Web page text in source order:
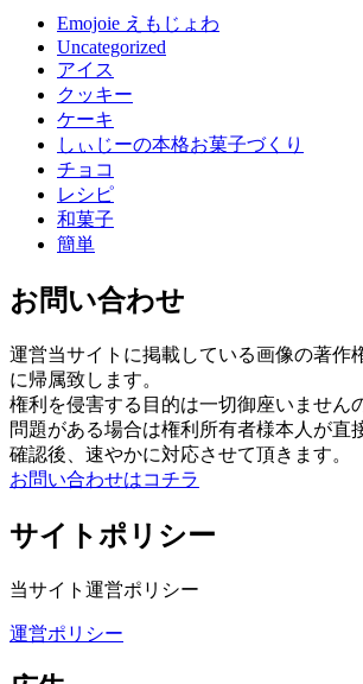
Emojoie えもじょわ
Uncategorized
アイス
クッキー
ケーキ
しぃじーの本格お菓子づくり
チョコ
レシピ
和菓子
簡単
お問い合わせ
運営当サイトに掲載している画像の著作
に帰属致します。
権利を侵害する目的は一切御座いません
問題がある場合は権利所有者様本人が直
確認後、速やかに対応させて頂きます。
お問い合わせはコチラ
サイトポリシー
当サイト運営ポリシー
運営ポリシー